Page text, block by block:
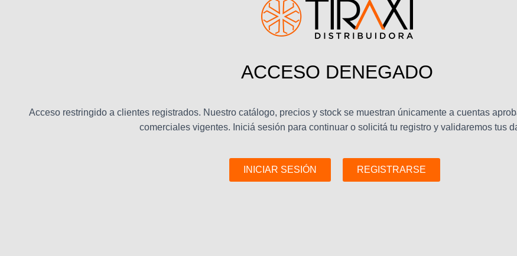
ACCESO DENEGADO
Acceso restringido a clientes registrados. Nuestro catálogo, precios y stock se muestran únicamente a cuentas
comerciales vigentes. Iniciá sesión para continuar o solicitá tu registro y validaremos tus
INICIAR SESIÓN REGISTRARSE